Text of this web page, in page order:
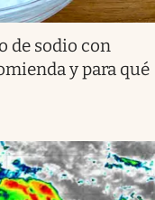
de sodio con
y para qué